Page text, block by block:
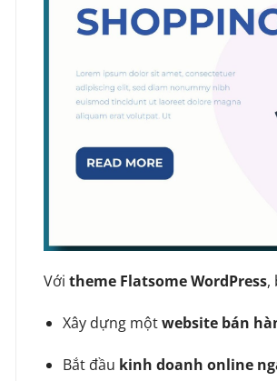
Với theme Flatsome WordPress,
Xây dựng mộtwebsite bán
Bắt đầu kinh doanh online